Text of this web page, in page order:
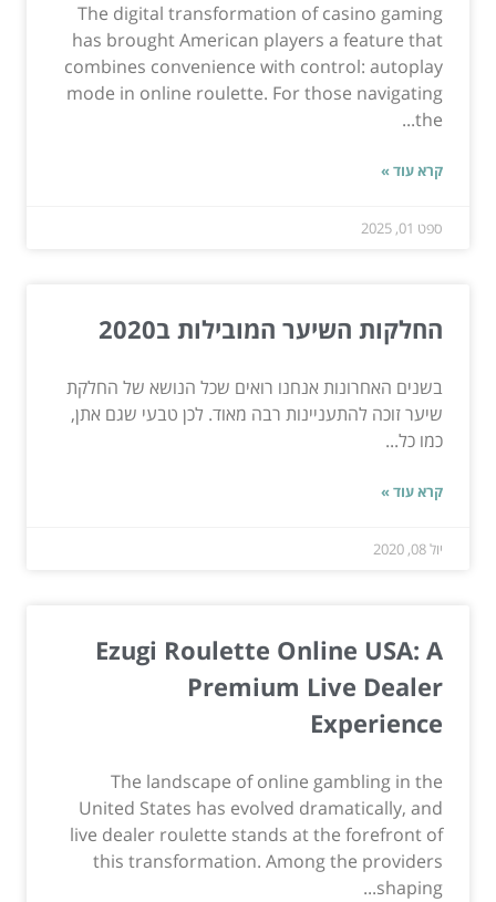
The digital transformation of casino gaming
has brought American players a feature that
combines convenience with control: autoplay
mode in online roulette. For those navigating
the...
קרא עוד »
ספט 01, 2025
החלקות השיער המובילות ב2020
בשנים האחרונות אנחנו רואים שכל הנושא של החלקת
שיער זוכה להתעניינות רבה מאוד. לכן טבעי שגם אתן,
כמו כל...
קרא עוד »
יול 08, 2020
Ezugi Roulette Online USA: A
Premium Live Dealer
Experience
The landscape of online gambling in the
United States has evolved dramatically, and
live dealer roulette stands at the forefront of
this transformation. Among the providers
shaping...